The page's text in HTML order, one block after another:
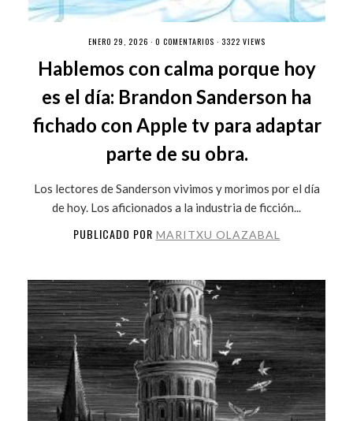
ENERO 29, 2026 · 0 COMENTARIOS · 3322 VIEWS
Hablemos con calma porque hoy
es el día: Brandon Sanderson ha
fichado con Apple tv para adaptar
parte de su obra.
Los lectores de Sanderson vivimos y morimos por el día
de hoy. Los aficionados a la industria de ficción...
PUBLICADO POR MARITXU OLAZABAL